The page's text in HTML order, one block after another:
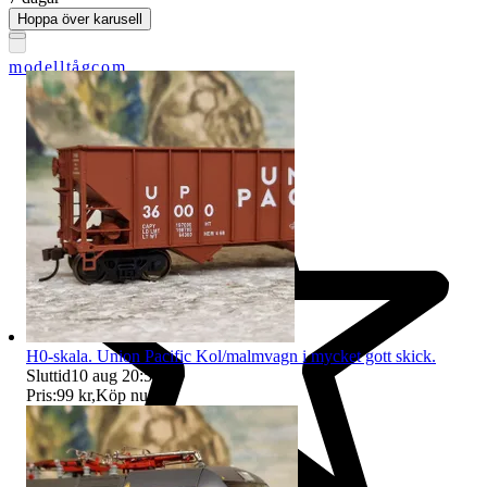
modelltågcom
Hoppa över karusell
H0-skala. Union Pacific Kol/malmvagn i mycket gott skick.
Sluttid10 aug 20:59
Pris:99 kr,Köp nu.